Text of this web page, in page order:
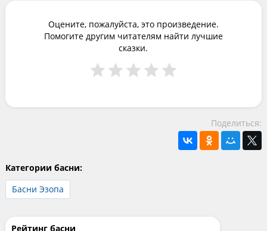
Оцените, пожалуйста, это произведение.
Помогите другим читателям найти лучшие
сказки.
Поделиться:
Категории басни:
Басни Эзопа
Рейтинг басни